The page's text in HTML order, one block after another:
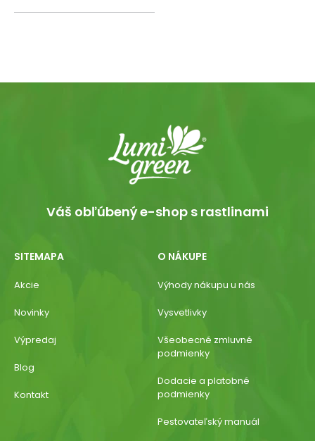
Váš obľúbený e-shop s rastlinami
SITEMAPA
Akcie
Novinky
Výpredaj
Blog
Kontakt
O NÁKUPE
Výhody nákupu u nás
Vysvetlivky
Všeobecné zmluvné
podmienky
Dodacie a platobné
podmienky
Pestovateľský manuál